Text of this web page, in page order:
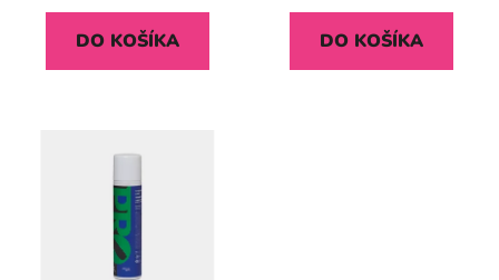
DO KOŠÍKA DO KOŠÍKA